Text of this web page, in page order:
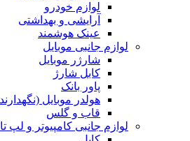
لوازم خودرو
آرایشی و بهداشتی
عینک هوشمند
لوازم جانبی موبایل
شارژر موبایل
کابل شارژ
پاور بانک
هولدر موبایل
قاب و گلس
لوازم جانبی کامپیوتر و لپ